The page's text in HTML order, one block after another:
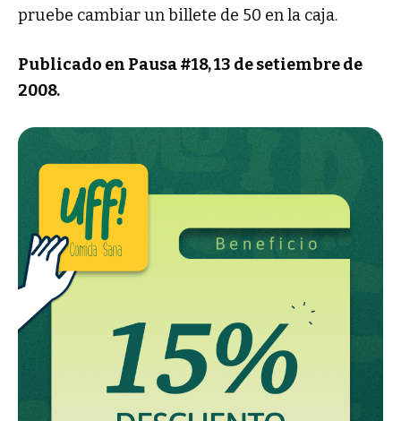
pruebe cambiar un billete de 50 en la caja.
Publicado en Pausa #18, 13 de setiembre de
2008.